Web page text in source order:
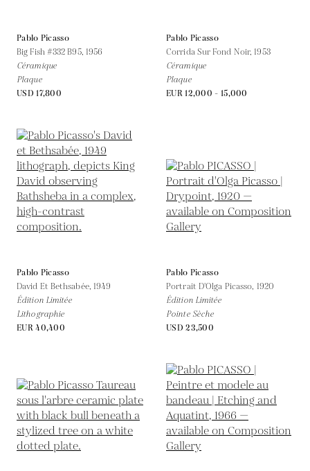
Pablo Picasso
Big Fish #332 B95, 1956
Céramique
Plaque
USD 17,800
Pablo Picasso
Corrida Sur Fond Noir,1953
Céramique
Plaque
EUR 12,000 - 15,000
Pablo Picasso
David Et Bethsabée, 1949
Édition Limitée
Lithographie
EUR 40,400
Pablo Picasso
Portrait D'Olga Picasso, 1920
Édition Limitée
Pointe Sèche
USD 23,500